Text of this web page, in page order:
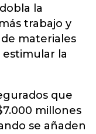
la
trabajo y
materiales
estimular la
que
millones
se añaden